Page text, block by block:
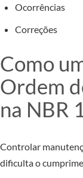
Ocorrências
Correções
Como
Ordem
na NBR
Controlar
dificulta o